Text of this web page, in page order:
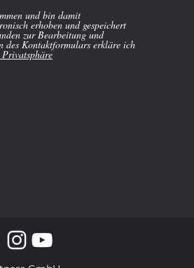
und bin damit
erhoben und gespeichert
zur Bearbeitung und
des Kontaktformulars erkläre ich